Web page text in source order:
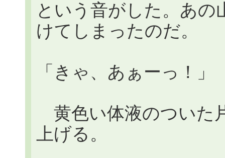
という音がした。あの
けてしまったのだ。
「きゃ、あぁーっ！」
黄色い体液のついた
上げる。